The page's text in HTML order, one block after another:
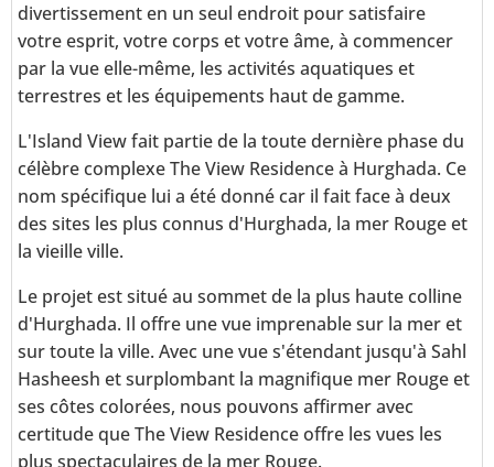
divertissement en un seul endroit pour satisfaire
votre esprit, votre corps et votre âme, à commencer
par la vue elle-même, les activités aquatiques et
terrestres et les équipements haut de gamme.
L'Island View fait partie de la toute dernière phase du
célèbre complexe The View Residence à Hurghada. Ce
nom spécifique lui a été donné car il fait face à deux
des sites les plus connus d'Hurghada, la mer Rouge et
la vieille ville.
Le projet est situé au sommet de la plus haute colline
d'Hurghada. Il offre une vue imprenable sur la mer et
sur toute la ville. Avec une vue s'étendant jusqu'à Sahl
Hasheesh et surplombant la magnifique mer Rouge et
ses côtes colorées, nous pouvons affirmer avec
certitude que The View Residence offre les vues les
plus spectaculaires de la mer Rouge.